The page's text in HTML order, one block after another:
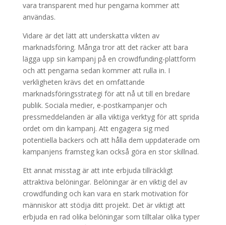
vara transparent med hur pengarna kommer att
användas.
Vidare är det lätt att underskatta vikten av
marknadsföring. Många tror att det räcker att bara
lägga upp sin kampanj på en crowdfunding-plattform
och att pengarna sedan kommer att rulla in. I
verkligheten krävs det en omfattande
marknadsföringsstrategi för att nå ut till en bredare
publik. Sociala medier, e-postkampanjer och
pressmeddelanden är alla viktiga verktyg för att sprida
ordet om din kampanj. Att engagera sig med
potentiella backers och att hålla dem uppdaterade om
kampanjens framsteg kan också göra en stor skillnad.
Ett annat misstag är att inte erbjuda tillräckligt
attraktiva belöningar. Belöningar är en viktig del av
crowdfunding och kan vara en stark motivation för
människor att stödja ditt projekt. Det är viktigt att
erbjuda en rad olika belöningar som tilltalar olika typer